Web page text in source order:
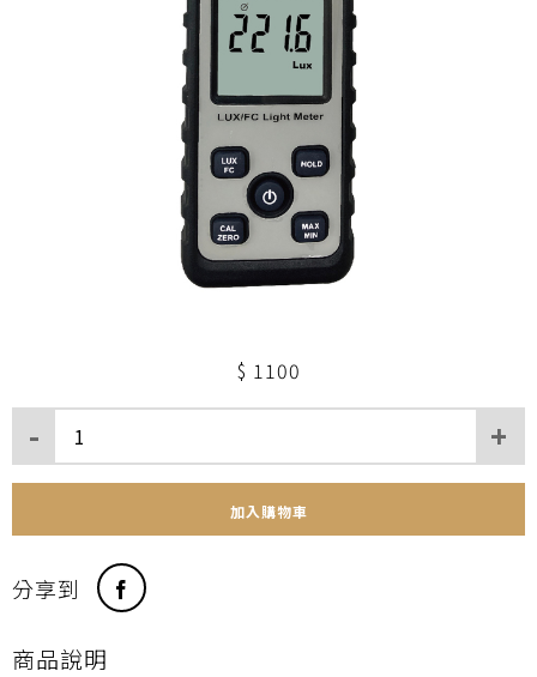
1100
加入購物車
分享到
商品說明